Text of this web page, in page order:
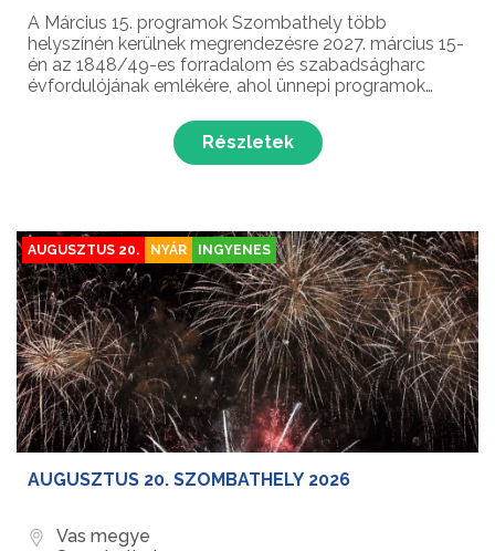
A Március 15. programok Szombathely több
helyszínén kerülnek megrendezésre 2027. március 15-
én az 1848/49-es forradalom és szabadságharc
évfordulójának emlékére, ahol ünnepi programok
Részletek
AUGUSZTUS 20. NYÁR INGYENES
AUGUSZTUS 20. SZOMBATHELY 2026
Vas megye